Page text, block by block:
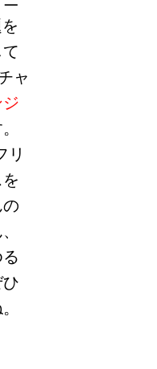
ャ
リ